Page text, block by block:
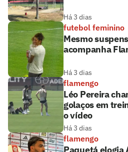
Há 3 dias
futebol feminino
Mesmo
acompanha
Há 3 dias
flamengo
Léo Pereira
golaços em
o vídeo
Há 3 dias
flamengo
Paquetá elogia